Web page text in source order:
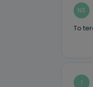
NS
To
I